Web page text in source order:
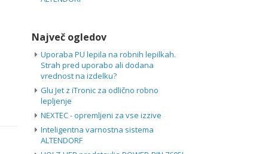
Največ ogledov
Uporaba PU lepila na robnih lepilkah.
Strah pred uporabo ali dodana
vrednost na izdelku?
Glu Jet z iTronic za odlično robno
lepljenje
NEXTEC - opremljeni za vse izzive
Inteligentna varnostna sistema
ALTENDORF